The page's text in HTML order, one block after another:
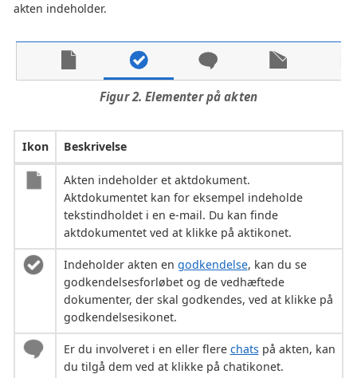
akten indeholder.
Figur 2. Elementer på akten
Ikon Beskrivelse
Akten indeholder et aktdokument.
Aktdokumentet kan for eksempel indeholde
tekstindholdet i en e-mail. Du kan finde
aktdokumentet ved at klikke på aktikonet.
Indeholder akten en godkendelse, kan du se
godkendelsesforløbet og de vedhæftede
dokumenter, der skal godkendes, ved at klikke på
godkendelsesikonet.
Er du involveret i en eller flere chats på akten, kan
du tilgå dem ved at klikke på chatikonet.